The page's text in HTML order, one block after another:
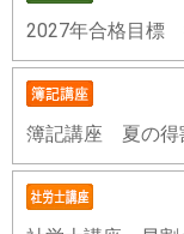
2027年合格目標
簿記講座 夏の得